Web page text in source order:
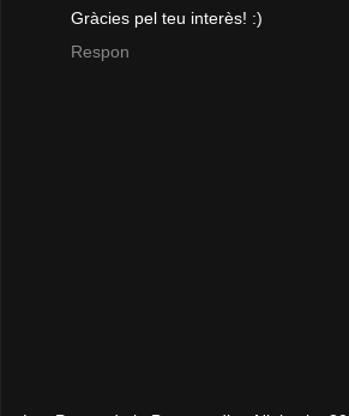
Gràcies pel teu interès! :)
Respon